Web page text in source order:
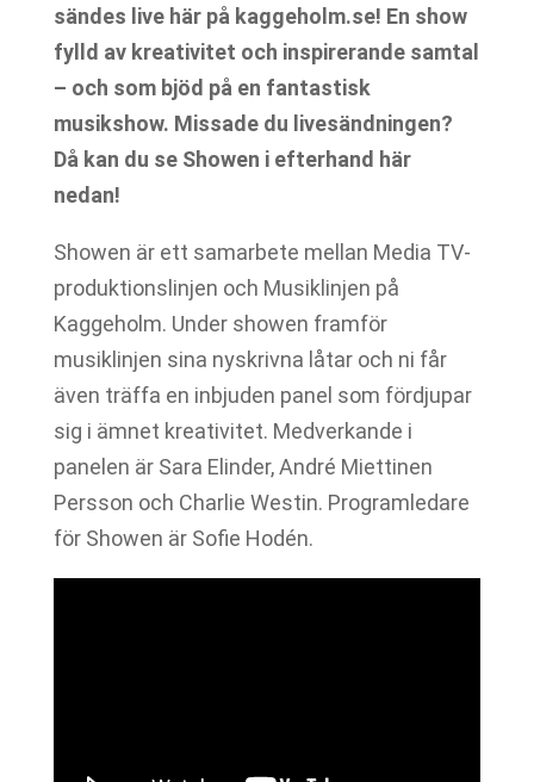
sändes live här på kaggeholm.se! En show
fylld av kreativitet och inspirerande samtal
– och som bjöd på en fantastisk
musikshow. Missade du livesändningen?
Då kan du se Showen i efterhand här
nedan!
Showen är ett samarbete mellan Media TV-
produktionslinjen och Musiklinjen på
Kaggeholm. Under showen framför
musiklinjen sina nyskrivna låtar och ni får
även träffa en inbjuden panel som fördjupar
sig i ämnet kreativitet. Medverkande i
panelen är Sara Elinder, André Miettinen
Persson och Charlie Westin. Programledare
för Showen är Sofie Hodén.